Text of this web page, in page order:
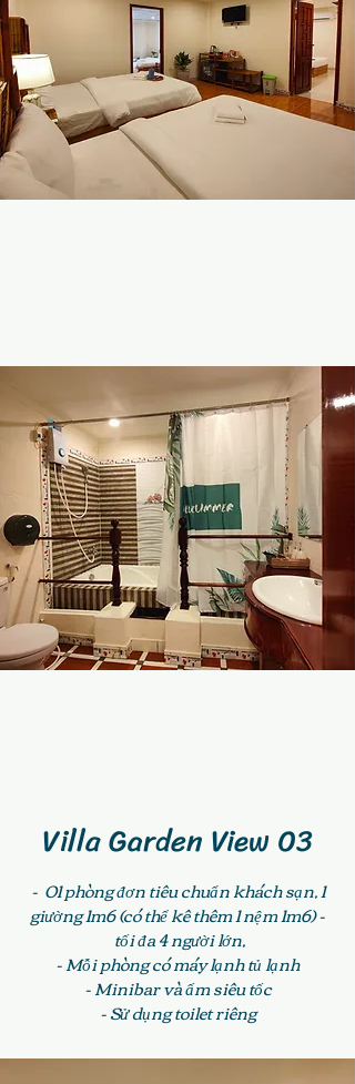
Villa Garden View 03
- 01 phòng đơn tiêu chuẩn khách sạn, 1
giường 1m6 (có thể kê thêm 1 nệm 1m6) -
tối đa 4 người lớn,
- Mỗi phòng có máy lạnh tủ lạnh
- Minibar và ấm siêu tốc
- Sử dụng toilet riêng